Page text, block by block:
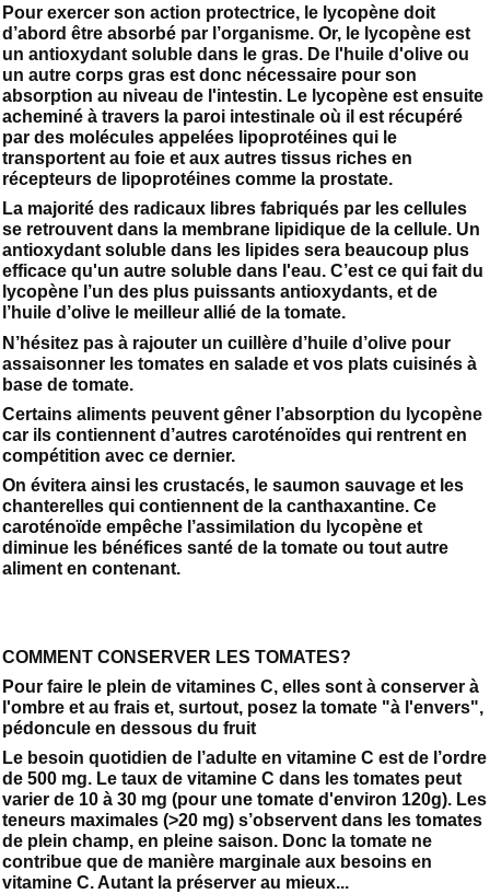
Pour exercer son action protectrice, le lycopène doit
d’abord être absorbé par l’organisme. Or, le lycopène est
un antioxydant soluble dans le gras. De l'huile d'olive ou
un autre corps gras est donc nécessaire pour son
absorption au niveau de l'intestin. Le lycopène est ensuite
acheminé à travers la paroi intestinale où il est récupéré
par des molécules appelées lipoprotéines qui le
transportent au foie et aux autres tissus riches en
récepteurs de lipoprotéines comme la prostate.
La majorité des radicaux libres fabriqués par les cellules
se retrouvent dans la membrane lipidique de la cellule. Un
antioxydant soluble dans les lipides sera beaucoup plus
efficace qu'un autre soluble dans l'eau. C’est ce qui fait du
lycopène l’un des plus puissants antioxydants, et de
l’huile d’olive le meilleur allié de la tomate.
N’hésitez pas à rajouter un cuillère d’huile d’olive pour
assaisonner les tomates en salade et vos plats cuisinés à
base de tomate.
Certains aliments peuvent gêner l’absorption du lycopène
car ils contiennent d’autres caroténoïdes qui rentrent en
compétition avec ce dernier.
On évitera ainsi les crustacés, le saumon sauvage et les
chanterelles qui contiennent de la canthaxantine. Ce
caroténoïde empêche l’assimilation du lycopène et
diminue les bénéfices santé de la tomate ou tout autre
aliment en contenant.
COMMENT CONSERVER LES TOMATES?
Pour faire le plein de vitamines C, elles sont à conserver à
l'ombre et au frais et, surtout, posez la tomate "à l'envers",
pédoncule en dessous du fruit
Le besoin quotidien de l’adulte en vitamine C est de l’ordre
de 500 mg. Le taux de vitamine C dans les tomates peut
varier de 10 à 30 mg (pour une tomate d'environ 120g). Les
teneurs maximales (>20 mg) s’observent dans les tomates
de plein champ, en pleine saison. Donc la tomate ne
contribue que de manière marginale aux besoins en
vitamine C. Autant la préserver au mieux...